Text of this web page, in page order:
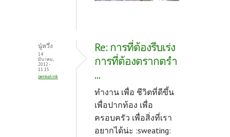
นู๋หวึ่ง
14
มีนาคม,
2012 -
11:15
permalink
Re: การที่ต้องรีบเร่ง
การที่ต้องตรากตรำ
...
ทำงาน เพื่อ ชีวิตที่ดีขึ้น
เพื่อปากท้อง เพื่อ
ครอบครัว เพื่อสิ่งที่เรา
อยากได้น่ะ :sweating: